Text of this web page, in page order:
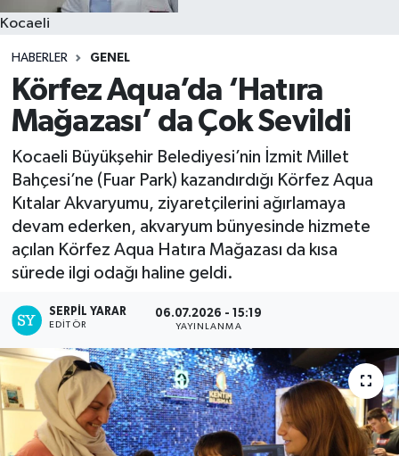
Kocaeli
HABERLER GENEL
Körfez Aqua’da ‘Hatıra
Mağazası’ da Çok Sevildi
Kocaeli Büyükşehir Belediyesi’nin İzmit Millet
Bahçesi’ne (Fuar Park) kazandırdığı Körfez Aqua
Kıtalar Akvaryumu, ziyaretçilerini ağırlamaya
devam ederken, akvaryum bünyesinde hizmete
açılan Körfez Aqua Hatıra Mağazası da kısa
sürede ilgi odağı haline geldi.
SERPİL YARAR
EDITÖR
06.07.2026 - 15:19
YAYINLANMA